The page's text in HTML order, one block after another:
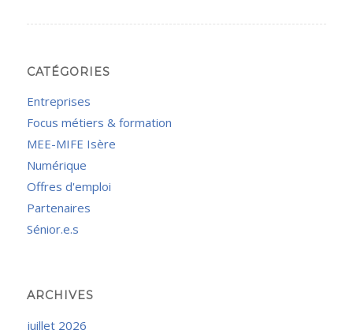
CATÉGORIES
Entreprises
Focus métiers & formation
MEE-MIFE Isère
Numérique
Offres d'emploi
Partenaires
Sénior.e.s
ARCHIVES
juillet 2026